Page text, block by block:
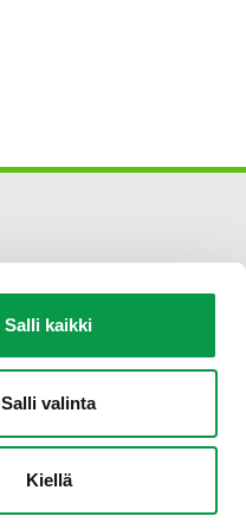
Salli kaikki
Salli valinta
Kiellä
Tilaa